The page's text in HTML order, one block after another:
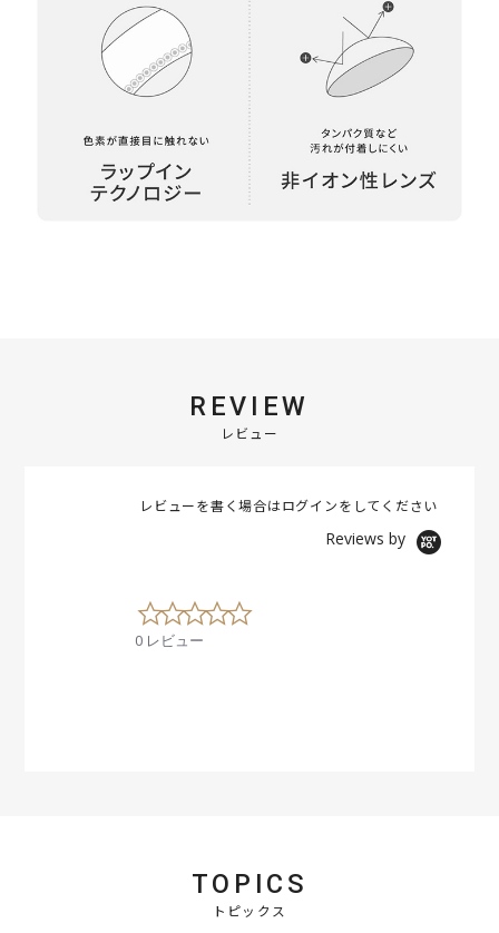
REVIEW
レビュー
レビューを書く場合はログイン をしてください
Reviews by
0
.
0 レビュー
TOPICS
トピックス